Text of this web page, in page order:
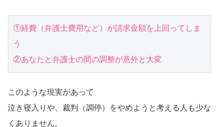
①経費（弁護士費用など）が請求金額を上回ってしま
う
②あなたと弁護士の間の調整が意外と大変
このような現実があって
泣き寝入りや、裁判（調停）をやめようと考える人も少な
くありません。